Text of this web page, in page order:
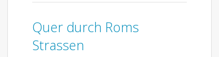
Quer durch Roms
Strassen